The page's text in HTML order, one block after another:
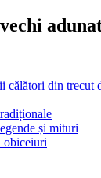
călători din trecut
și mituri
obiceiuri